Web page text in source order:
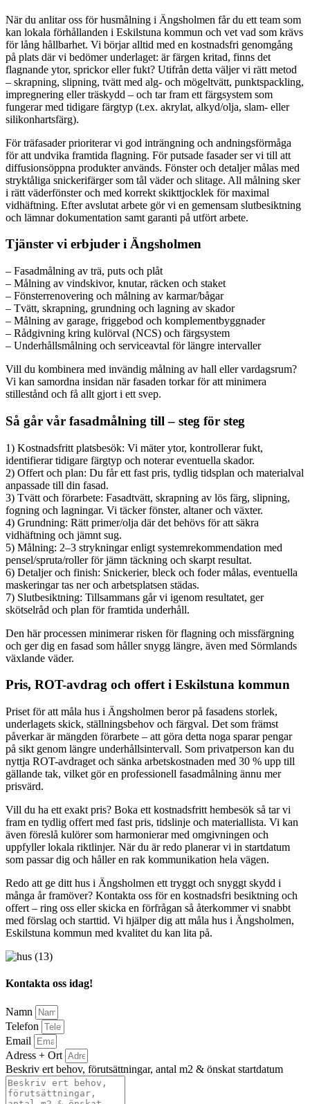
När du anlitar oss för husmålning i Ängsholmen får du ett team som
kan lokala förhållanden i Eskilstuna kommun och vet vad som krävs
för lång hållbarhet. Vi börjar alltid med en kostnadsfri genomgång
på plats där vi bedömer underlaget: är färgen kritad, finns det
flagnande ytor, sprickor eller fukt? Utifrån detta väljer vi rätt metod
– skrapning, slipning, tvätt med alg- och mögeltvätt, punktspackling,
impregnering eller träskydd – och tar fram ett färgsystem som
fungerar med tidigare färgtyp (t.ex. akrylat, alkyd/olja, slam- eller
silikonhartsfärg).
För träfasader prioriterar vi god inträngning och andningsförmåga
för att undvika framtida flagning. För putsade fasader ser vi till att
diffusionsöppna produkter används. Fönster och detaljer målas med
stryktåliga snickerifärger som tål väder och slitage. All målning sker
i rätt väderfönster och med korrekt skikttjocklek för maximal
vidhäftning. Efter avslutat arbete gör vi en gemensam slutbesiktning
och lämnar dokumentation samt garanti på utfört arbete.
Tjänster vi erbjuder i Ängsholmen
– Fasadmålning av trä, puts och plåt
– Målning av vindskivor, knutar, räcken och staket
– Fönsterrenovering och målning av karmar/bågar
– Tvätt, skrapning, grundning och lagning av skador
– Målning av garage, friggebod och komplementbyggnader
– Rådgivning kring kulörval (NCS) och färgsystem
– Underhållsmålning och serviceavtal för längre intervaller
Vill du kombinera med invändig målning av hall eller vardagsrum?
Vi kan samordna insidan när fasaden torkar för att minimera
stillestånd och få allt gjort i ett svep.
Så går vår fasadmålning till – steg för steg
1) Kostnadsfritt platsbesök: Vi mäter ytor, kontrollerar fukt,
identifierar tidigare färgtyp och noterar eventuella skador.
2) Offert och plan: Du får ett fast pris, tydlig tidsplan och materialval
anpassade till din fasad.
3) Tvätt och förarbete: Fasadtvätt, skrapning av lös färg, slipning,
fogning och lagningar. Vi täcker fönster, altaner och växter.
4) Grundning: Rätt primer/olja där det behövs för att säkra
vidhäftning och jämnt sug.
5) Målning: 2–3 strykningar enligt systemrekommendation med
pensel/spruta/roller för jämn täckning och skarpt resultat.
6) Detaljer och finish: Snickerier, bleck och foder målas, eventuella
maskeringar tas ner och arbetsplatsen städas.
7) Slutbesiktning: Tillsammans går vi igenom resultatet, ger
skötselråd och plan för framtida underhåll.
Den här processen minimerar risken för flagning och missfärgning
och ger dig en fasad som håller snygg längre, även med Sörmlands
växlande väder.
Pris, ROT-avdrag och offert i Eskilstuna kommun
Priset för att måla hus i Ängsholmen beror på fasadens storlek,
underlagets skick, ställningsbehov och färgval. Det som främst
påverkar är mängden förarbete – att göra detta noga sparar pengar
på sikt genom längre underhållsintervall. Som privatperson kan du
nyttja ROT-avdraget och sänka arbetskostnaden med 30 % upp till
gällande tak, vilket gör en professionell fasadmålning ännu mer
prisvärd.
Vill du ha ett exakt pris? Boka ett kostnadsfritt hembesök så tar vi
fram en tydlig offert med fast pris, tidslinje och materiallista. Vi kan
även föreslå kulörer som harmonierar med omgivningen och
uppfyller lokala riktlinjer. När du är redo planerar vi in startdatum
som passar dig och håller en rak kommunikation hela vägen.
Redo att ge ditt hus i Ängsholmen ett tryggt och snyggt skydd i
många år framöver? Kontakta oss för en kostnadsfri besiktning och
offert – ring oss eller skicka en förfrågan så återkommer vi snabbt
med förslag och starttid. Vi hjälper dig att måla hus i Ängsholmen,
Eskilstuna kommun med kvalitet du kan lita på.
Kontakta oss idag!
Namn
Telefon
Email
Adress + Ort
Beskriv ert behov, förutsättningar, antal m2 & önskat startdatum